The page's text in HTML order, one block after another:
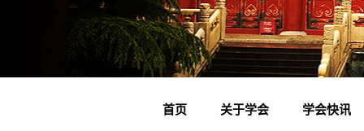
首页 关于学会 学会快讯